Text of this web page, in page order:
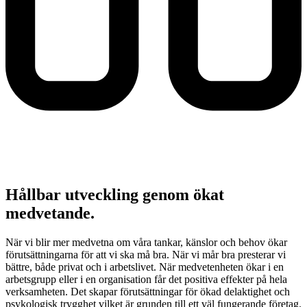
Hållbar utveckling genom ökat
medvetande.
När vi blir mer medvetna om våra tankar, känslor och behov ökar
förutsättningarna för att vi ska må bra. När vi mår bra presterar vi
bättre, både privat och i arbetslivet. När medvetenheten ökar i en
arbetsgrupp eller i en organisation får det positiva effekter på hela
verksamheten. Det skapar förutsättningar för ökad delaktighet och
psykologisk trygghet vilket är grunden till ett väl fungerande företag.